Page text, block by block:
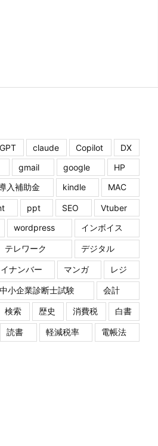
claude Copilot
DX
gmail google
HP
入補助金 kindle MAC
ppt SEO
Vtuber
wordpress インボイス
テレワーク デジタル
ナンバー マンガ レジ
中小企業診断士試験 会計
検索 歴史 消費税 白書
読書 軽減税率 電帳法